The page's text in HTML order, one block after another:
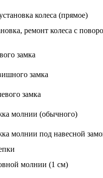
колеса (прямое)
ремонт колеса с
замка
замка
замка
молнии (обычного)
молнии под навесной
молнии (1 см)